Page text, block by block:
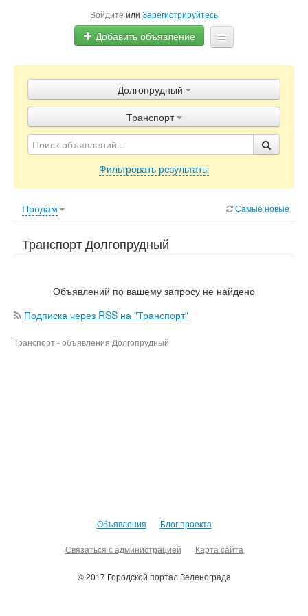
Войдите или Зарегистрируйтесь
Добавить объявление
Объявления
Блог
Долгопрудный
Транспорт
Фильтровать результаты
Продам Самые новые
Транспорт Долгопрудный
Объявлений по вашему запросу не найдено
Подписка через RSS на "Транспорт"
Транспорт - объявления Долгопрудный
Объявления Блог проекта
Связаться с администрацией Карта сайта
© 2017 Городской портал Зеленограда